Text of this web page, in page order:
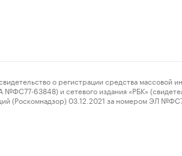
о регистрации средства массовой
63848) и сетевого издания «РБК»
(Роскомнадзор) 03.12.2021 за номером ЭЛ